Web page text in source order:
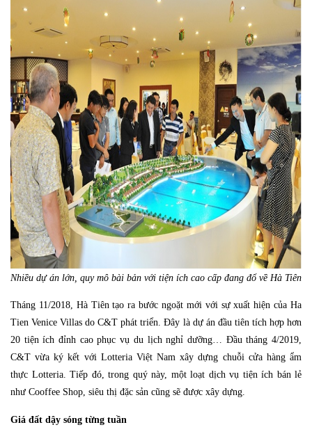
Nhiều dự án lớn, quy mô bài bản với tiện ích cao cấp đang đổ về Hà Tiên
Tháng 11/2018, Hà Tiên tạo ra bước ngoặt mới với sự xuất hiện của Ha
Tien Venice Villas do C&T phát triển. Đây là dự án đầu tiên tích hợp hơn
20 tiện ích đỉnh cao phục vụ du lịch nghỉ dưỡng… Đầu tháng 4/2019,
C&T vừa ký kết với Lotteria Việt Nam xây dựng chuỗi cửa hàng ẩm
thực Lotteria. Tiếp đó, trong quý này, một loạt dịch vụ tiện ích bán lẻ
như Cooffee Shop, siêu thị đặc sản cũng sẽ được xây dựng.
Giá đất dậy sóng từng tuần